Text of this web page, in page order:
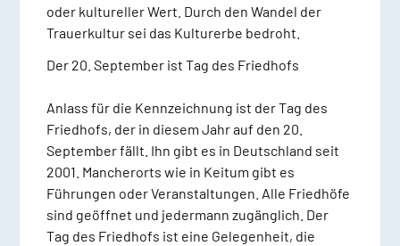
oder kultureller Wert. Durch den Wandel der
Trauerkultur sei das Kulturerbe bedroht.
Der 20. September ist Tag des Friedhofs
Anlass für die Kennzeichnung ist der Tag des
Friedhofs, der in diesem Jahr auf den 20.
September fällt. Ihn gibt es in Deutschland seit
2001. Mancherorts wie in Keitum gibt es
Führungen oder Veranstaltungen. Alle Friedhöfe
sind geöffnet und jedermann zugänglich. Der
Tag des Friedhofs ist eine Gelegenheit, die